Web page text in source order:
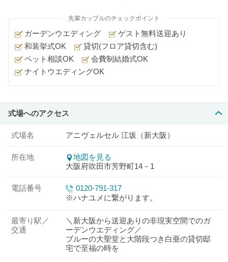
先輩カップルのチェックポイント
ガーデンウエディング
ゲスト無料送迎あり
和装挙式OK
貸切(フロア貸切含む)
ペット相談OK
会費制結婚式OK
ナイトウエディングOK
式場へのアクセス
式場名 アニヴェルセル 江坂（新大阪）
所在地
地図を見る
大阪府吹田市芳野町14－1
電話番号
0120-791-317
※ハナユメに繋がります。
最寄り駅／
交通
＼新大阪から送迎ありの非現実空間でのガ
ーデンウエディング／
ブルーの大聖堂と大階段つき白亜の貸切邸
宅で至福の時を